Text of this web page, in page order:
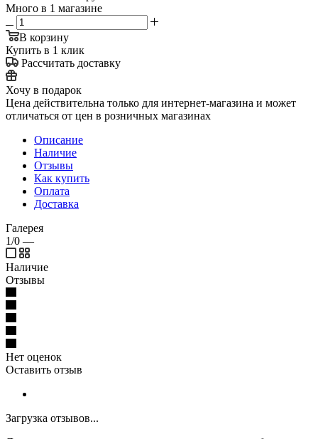
Много в 1 магазине
В корзину
Купить в 1 клик
Рассчитать доставку
Хочу в подарок
Цена действительна только для интернет-магазина и может
отличаться от цен в розничных магазинах
Описание
Наличие
Отзывы
Как купить
Оплата
Доставка
Галерея
1/0 —
Наличие
Отзывы
Нет оценок
Оставить отзыв
Загрузка отзывов...